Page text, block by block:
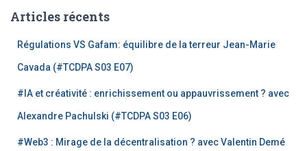
Articles récents
Régulations VS Gafam: équilibre de la terreur Jean-Marie
Cavada (#TCDPA S03 E07)
#IA et créativité : enrichissement ou appauvrissement ? avec
Alexandre Pachulski (#TCDPA S03 E06)
#Web3 : Mirage de la décentralisation ? avec Valentin Demé